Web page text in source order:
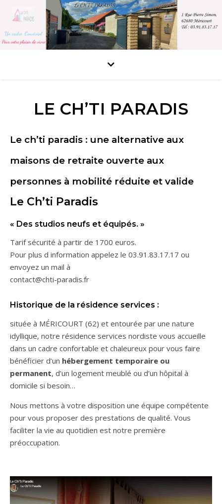
LE CH’TI PARADIS
Le ch’ti paradis : une alternative aux
maisons de retraite ouverte aux
personnes à mobilité réduite et valide
Le Ch’ti Paradis
« Des studios neufs et équipés. »
Tarif sécurité à partir de 1700 euros.
Pour plus d information appelez le 03.91.83.17.17 ou
envoyez un mail à
contact@chti-paradis.fr
Historique de la résidence services :
située à MÉRICOURT (62) et entourée par une nature
idyllique, notre résidence services nordiste vous accueille
dans un cadre confortable et chaleureux pour vous faire
bénéficier d’un hébergement temporaire ou
permanent, d’un logement meublé ou d’un hôpital à
domicile si besoin…
Nous mettons à votre disposition une équipe compétente
pour vous proposer des prestations de qualité. Vous
faciliter la vie au quotidien est notre première
préoccupation.